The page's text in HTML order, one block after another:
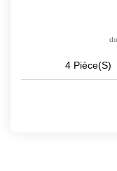
4 Pièce(s)